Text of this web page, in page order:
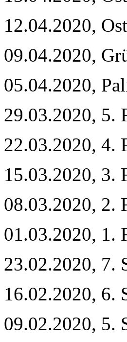
12.04.2020,
09.04.2020,
05.04.2020,
29.03.2020, 5.
22.03.2020, 4.
15.03.2020, 3.
08.03.2020, 2.
01.03.2020, 1.
23.02.2020, 7.
16.02.2020, 6.
09.02.2020, 5.